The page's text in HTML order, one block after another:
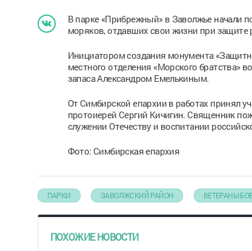
В парке «Прибрежный» в Заволжье начали
моряков, отдавших свои жизни при защите
Инициатором создания монумента
местного отделения «Морского братства»
запаса Александром Емелькиным.
От Симбирской епархии в работах принял
протоиерей Сергий Кичигин. Священник
служении Отечеству и воспитании
Фото: Симбирская епархия
ПАРКИ ЗАВОЛЖСКИЙ РАЙОН ВЕТЕРАНЫ
ПОХОЖИЕ НОВОСТИ